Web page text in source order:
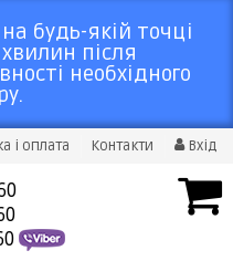
будь-якій точці
після
необхідного
і оплата Контакти Вхід